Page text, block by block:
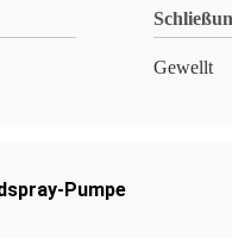
Gewellt
Pumpe